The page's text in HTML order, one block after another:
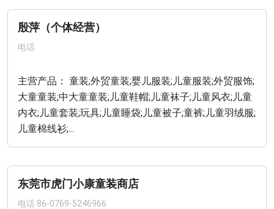
殷萍（个体经营）
电话
主营产品： 童装;外贸童装;婴儿服装;儿童服装;外贸服饰;
大童童装;中大童童装;儿童鞋帽;儿童袜子;儿童风衣;儿童
内衣;儿童套装;玩具;儿童睡袋;儿童被子;童裤;儿童羽绒服;
儿童棉线衫;...
东莞市虎门小康童装商店
电话 86-0769-5246966